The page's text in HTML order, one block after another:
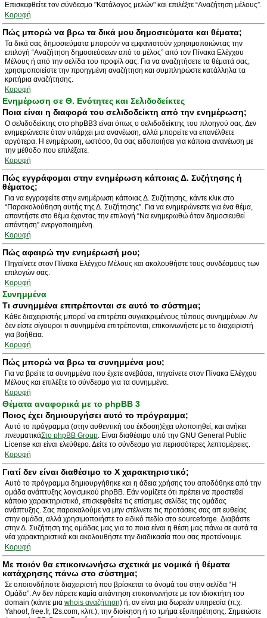
Επισκεφθείτε τον σύνδεσμο "Κατάλογος μελών" και επιλέξτε “Αναζήτηση μέλους”.
Κορυφή
Πώς μπορώ να βρω τα δικά μου δημοσιεύματα και θέματα;
Τα δικά σας δημοσιεύματα μπορούν να εμφανιστούν χρησιμοποιώντας την
επιλογή “Αναζήτηση δημοσιεύσεων από το μέλος” από τον Πίνακα Ελέγχου
Μέλους ή από την σελίδα του προφίλ σας. Για να αναζητήσετε τα θέματά σας,
χρησιμοποιείστε την προηγμένη αναζήτηση και συμπληρώστε κατάλληλα τα
κριτήρια αναζήτησης.
Κορυφή
Ενημέρωση σε Θ. Ενότητες και Σελιδοδείκτες
Ποια είναι η διαφορά του σελιδοδείκτη από την ενημέρωση;
Ο σελιδοδείκτης στο phpBB3 είναι όπως ο σελιδοδείκτης του πλοηγού σας. Δεν
ενημερώνεστε όταν υπάρχει μια ανανέωση, αλλά μπορείτε να επανέλθετε
αργότερα. Η ενημέρωση, ωστόσο, θα σας ειδοποιήσει για κάποια ανανέωση με
την μέθοδο που επιλέξατε.
Κορυφή
Πώς εγγράφομαι στην ενημέρωση κάποιας Δ. Συζήτησης ή
θέματος;
Για να εγγραφείτε στην ενημέρωση κάποιας Δ. Συζήτησης, κάντε κλικ στο
“Παρακολούθηση αυτής της Δ. Συζήτησης”. Για να ενημερώνεστε για ένα θέμα,
απαντήστε στο θέμα έχοντας την επιλογή “Να ενημερωθώ όταν δημοσιευθεί
απάντηση” ενεργοποιημένη.
Κορυφή
Πώς αφαιρώ την ενημέρωσή μου;
Πηγαίνετε στον Πίνακα Ελέγχου Μέλους και ακολουθήστε τους συνδέσμους των
επιλογών σας.
Κορυφή
Συνημμένα
Τι συνημμένα επιτρέπονται σε αυτό το σύστημα;
Κάθε διαχειριστής μπορεί να επιτρέπει συγκεκριμένους τύπους συνημμένων. Αν
δεν είστε σίγουροι τι συνημμένα επιτρέπονται, επικοινωνήστε με το διαχειριστή
για βοήθεια.
Κορυφή
Πώς μπορώ να βρω τα συνημμένα μου;
Για να βρείτε τα συνημμένα που έχετε ανεβάσει, πηγαίνετε στον Πίνακα Ελέγχου
Μέλους και επιλέξτε το σύνδεσμο για τα συνημμένα.
Κορυφή
Θέματα αναφορικά με το phpBB 3
Ποιος έχει δημιουργήσει αυτό το πρόγραμμα;
Αυτό το πρόγραμμα (στην αυθεντική του έκδοση)έχει υλοποιηθεί, και ανήκει
πνευματικάΣτο phpBB Group. Είναι διαθέσιμο υπό την GNU General Public
License και είναι ελεύθερο. Δείτε το σύνδεσμο για περισσότερες λεπτομέρειες.
Κορυφή
Γιατί δεν είναι διαθέσιμο το Χ χαρακτηριστικό;
Αυτό το πρόγραμμα δημιουργήθηκε και η άδεια χρήσης του αποδόθηκε από την
ομάδα ανάπτυξης λογισμικού phpBB. Εάν νομίζετε ότι πρέπει να προστεθεί
κάποιο χαρακτηριστικό, επισκεφθείτε τις επίσημες σελίδες της ομάδας
ανάπτυξης. Σας παρακαλούμε να μην στέλνετε τις προτάσεις σας απ ευθείας
στην ομάδα, αλλά χρησιμοποιήστε το ειδικό πεδίο στο sourceforge. Διαβάστε
στην Δ. Συζήτηση της ομάδας μας για το ποια είναι η θέση μας πάνω σε αυτά τα
νέα χαρακτηριστικά και ακολουθήστε την διαδικασία που σας προτείνουμε.
Κορυφή
Με ποιόν θα επικοινωνήσω σχετικά με νομικά ή θέματα
κατάχρησης πάνω στο σύστημα;
Σε οποιονδήποτε διαχειριστή που βρίσκεται το όνομά του στην σελίδα “Η
Ομάδα”. Αν δεν πάρετε καμία απάντηση επικοινωνήστε με τον ιδιοκτήτη του
domain (κάντε μια whois αναζήτηση) ή, αν είναι μια δωρεάν υπηρεσία (π.χ.
Yahoo!, free.fr, f2s.com, κλπ.), την διοίκηση ή το τμήμα εξυπηρέτησης. Σημειώστε